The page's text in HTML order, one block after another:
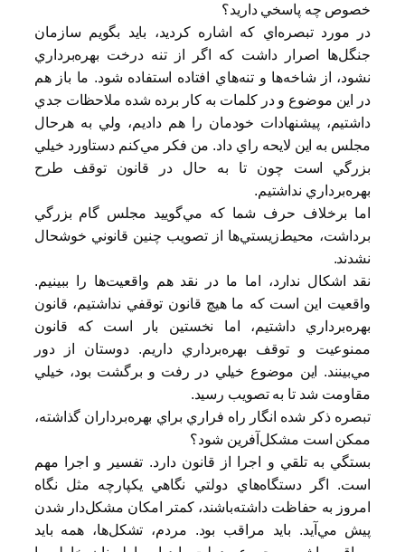
خصوص چه پاسخي داريد؟
در مورد تبصره‌اي كه اشاره كرديد، بايد بگويم سازمان
جنگل‌ها اصرار داشت كه اگر از تنه درخت بهره‌برداري
نشود، از شاخه‌ها و تنه‌هاي افتاده استفاده شود. ما باز هم
در اين موضوع و در كلمات به كار برده شده ملاحظات جدي
داشتيم، پيشنهادات خودمان را هم داديم، ولي به هرحال
مجلس به اين لايحه راي داد. من فكر مي‌كنم دستاورد خيلي
بزرگي است چون تا به حال در قانون توقف طرح
بهره‌برداري نداشتيم.
اما برخلاف حرف شما كه مي‌گوييد مجلس گام بزرگي
برداشت، محيط‌زيستي‌ها از تصويب چنين قانوني خوشحال
نشدند.
نقد اشكال ندارد، اما ما در نقد هم واقعيت‌ها را ببينيم.
واقعيت اين است كه ما هيچ قانون توقفي نداشتيم، قانون
بهره‌برداري داشتيم، اما نخستين بار است كه قانون
ممنوعيت و توقف بهره‌برداري داريم. دوستان از دور
مي‌بينند. اين موضوع خيلي در رفت و برگشت بود، ‌خيلي
مقاومت شد تا به تصويب رسيد.
تبصره ذكر شده انگار راه فراري براي بهره‌برداران گذاشته،
ممكن است مشكل‌آفرين شود؟
بستگي به تلقي و اجرا از قانون دارد. تفسير و اجرا مهم
است. اگر دستگاه‌هاي دولتي نگاهي يكپارچه مثل نگاه
امروز به حفاظت داشته‌باشند، كمتر امكان مشكل‌دار شدن
پيش مي‌آيد. بايد مراقب بود. مردم، تشكل‌ها، همه بايد